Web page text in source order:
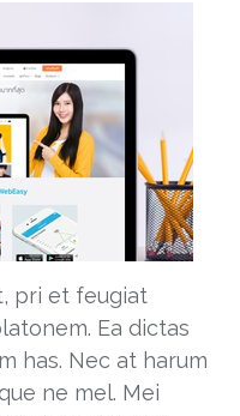
pri et feugiat
Ea dictas
has. Nec at harum
ne mel. Mei